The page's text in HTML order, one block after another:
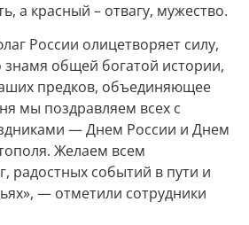
а красный – отвагу, мужество.
России олицетворяет силу,
знамя общей богатой истории,
предков, объединяющее
мы поздравляем всех с
— Днем России и Днем
Желаем всем
радостных событий в пути и
— отметили сотрудники